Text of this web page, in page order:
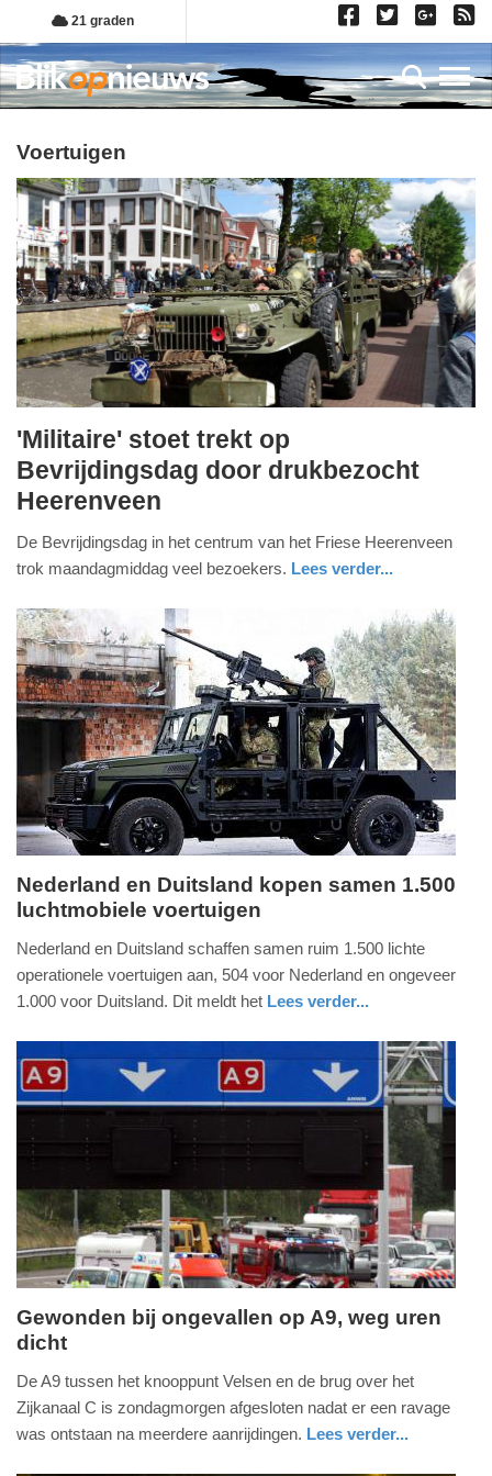
Overslaan
en
naar
de
gaan
21 graden
voertuigen
maandag,
5.
mei
2025
-
Update:
05-
05-
2025
17:46
'Militaire' stoet trekt op
Bevrijdingsdag door drukbezocht
Heerenveen
De Bevrijdingsdag in het centrum van het Friese Heerenveen
trok maandagmiddag veel bezoekers. Lees verder...
woensdag,
2023
17:04
Update:
09-
04-
09:10
Nederland en Duitsland kopen samen 1.500
luchtmobiele voertuigen
Nederland en Duitsland schaffen samen ruim 1.500 lichte
operationele voertuigen aan, 504 voor Nederland en ongeveer
1.000 voor Duitsland. Dit meldt het Lees verder...
holland
zondag,
2017
Gewonden bij ongevallen op A9, weg uren
dicht
De A9 tussen het knooppunt Velsen en de brug over het
Zijkanaal C is zondagmorgen afgesloten nadat er een ravage
was ontstaan na meerdere aanrijdingen. Lees verder...